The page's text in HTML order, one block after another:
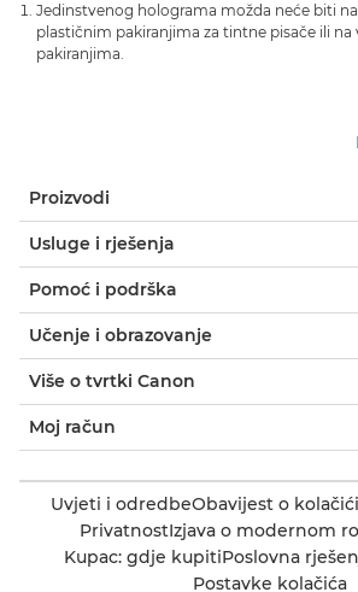
Jedinstvenog holograma možda neće biti
plastičnim pakiranjima za tintne pisače ili
pakiranjima.
Proizvodi
Usluge i rješenja
Pomoć i podrška
Učenje i obrazovanje
Više o tvrtki Canon
Moj račun
Uvjeti i odredbeObavijest o
PrivatnostIzjava o modernom
Kupac: gdje kupitiPoslovna
Postavke kolačića